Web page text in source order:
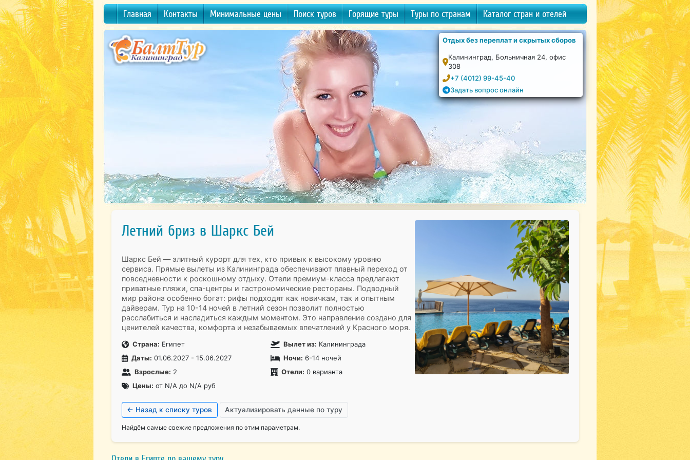
Отдых без переплат и скрытых сборов
Калининград, Больничная 24, офис
308
+7 (4012) 99-45-40
Задать вопрос онлайн
Главная Контакты Минимальные цены Поиск туров Горящие туры Туры по странам Каталог стран и отелей
Летний бриз в Шаркс Бей
Шаркс Бей — элитный курорт для тех, кто привык к высокому уровню
сервиса. Прямые вылеты из Калининграда обеспечивают плавный переход от
повседневности к роскошному отдыху. Отели премиум-класса предлагают
приватные пляжи, спа-центры и гастрономические рестораны. Подводный
мир района особенно богат: рифы подходят как новичкам, так и опытным
дайверам. Тур на 10-14 ночей в летний сезон позволит полностью
расслабиться и насладиться каждым моментом. Это направление создано для
ценителей качества, комфорта и незабываемых впечатлений у Красного моря.
Страна: Египет Вылет из: Калининграда
Даты: 01.06.2027 - 15.06.2027 Ночи: 6-14 ночей
Взрослые: 2 Отели: 0 варианта
Цены: от N/A до N/A руб
← Назад к списку туров Актуализировать данные по туру
Найдём самые свежие предложения по этим параметрам.